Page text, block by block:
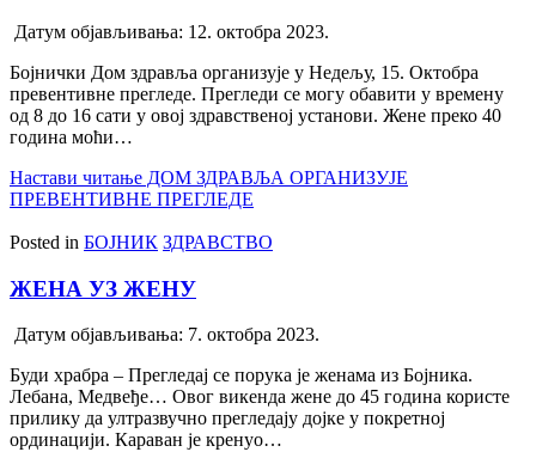
Датум објављивања: 12. октобра 2023.
Бојнички Дом здравља организује у Недељу, 15. Октобра
превентивне прегледе. Прегледи се могу обавити у времену
од 8 до 16 сати у овој здравственој установи. Жене преко 40
година моћи…
Настави читање ДОМ ЗДРАВЉА ОРГАНИЗУЈЕ
ПРЕВЕНТИВНЕ ПРЕГЛЕДЕ
Posted in БОЈНИК ЗДРАВСТВО
ЖЕНА УЗ ЖЕНУ
Датум објављивања: 7. октобра 2023.
Буди храбра – Прегледај се порука је женама из Бојника.
Лебана, Медвеђе… Овог викенда жене до 45 година користе
прилику да ултразвучно прегледају дојке у покретној
ординацији. Караван је кренуо…